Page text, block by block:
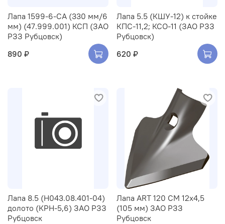
Лапа 1599-6-СА (330 мм/6
мм) (47.999.001) КСП (ЗАО
РЗЗ Рубцовск)
890 ₽
Лапа 5.5 (КШУ-12) к стойке
КПС-11,2; КСО-11 (ЗАО РЗЗ
Рубцовск)
620 ₽
Лапа 8.5 (Н043.08.401-04)
долото (КРН-5,6) ЗАО РЗЗ
Рубцовск
Лапа ART 120 CM 12х4,5
(105 мм) ЗАО РЗЗ
Рубцовск